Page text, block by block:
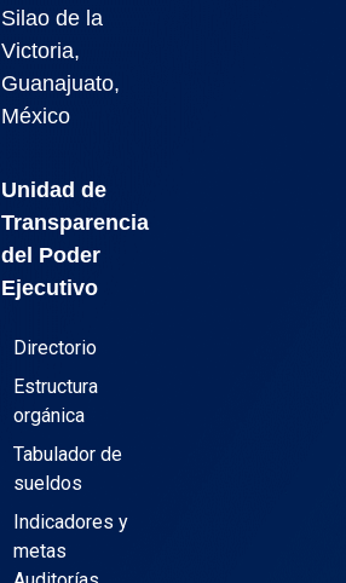
Silao de la
Victoria,
Guanajuato,
México
Unidad de
Transparencia
del Poder
Ejecutivo
Directorio
Estructura
orgánica
Tabulador de
sueldos
Indicadores y
metas